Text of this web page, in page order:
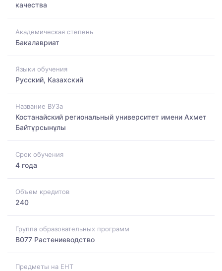
качества
Академическая степень
Бакалавриат
Языки обучения
Русский, Казахский
Название ВУЗа
Костанайский региональный университет имени Ахмет
Байтұрсынұлы
Срок обучения
4 года
Объем кредитов
240
Группа образовательных программ
B077 Растениеводство
Предметы на ЕНТ